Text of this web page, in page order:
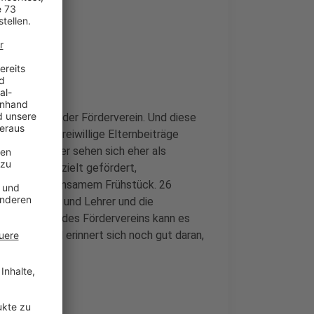
Prozent der Förderverein. Und diese
und freiwillige Elternbeiträge
Lehrer sehen sich eher als
gezielt gefördert,
gemeinsamem Frühstück. 26
und Lehrer und die
des Fördervereins kann es
dabei und erinnert sich noch gut daran,